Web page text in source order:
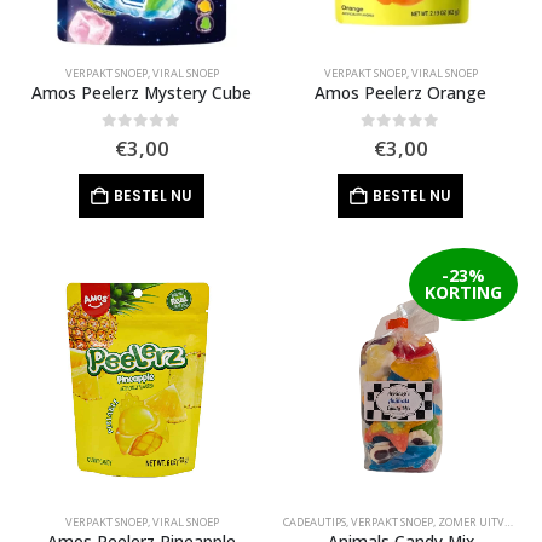
VERPAKT SNOEP,VIRAL SNOEP
Amos Peelerz Mystery Cube
out of 5
€3,00
BESTEL NU
VERPAKT SNOEP,VIRAL SNOEP
Amos Peelerz Orange
out of 5
€3,00
BESTEL NU
VERPAKT SNOEP,VIRAL SNOEP
-23%
KORTING
CADEAUTIPS,VERPAKT SNOEP, ZOMER UITVERKOOP